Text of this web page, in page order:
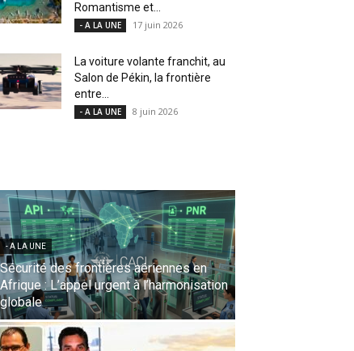
Romantisme et...
- A LA UNE 17 juin 2026
La voiture volante franchit, au
Salon de Pékin, la frontière
entre...
- A LA UNE 8 juin 2026
- A LA UNE
Le Sentido Bellevue Park accueille le « 9-
Hands Dinner », une expérience
gastronomique internationale